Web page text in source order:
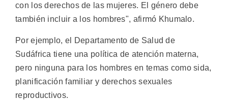
con los derechos de las mujeres. El género debe
también incluir a los hombres", afirmó Khumalo.
Por ejemplo, el Departamento de Salud de
Sudáfrica tiene una política de atención materna,
pero ninguna para los hombres en temas como sida,
planificación familiar y derechos sexuales
reproductivos.